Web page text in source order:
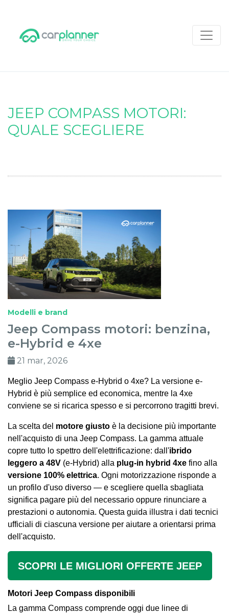
JEEP COMPASS MOTORI:
QUALE SCEGLIERE
Modelli e brand
Jeep Compass motori: benzina,
e-Hybrid e 4xe
21 mar, 2026
Meglio Jeep Compass e-Hybrid o 4xe? La versione e-
Hybrid è più semplice ed economica, mentre la 4xe
conviene se si ricarica spesso e si percorrono tragitti brevi.
La scelta del motore giusto è la decisione più importante
nell'acquisto di una Jeep Compass. La gamma attuale
copre tutto lo spettro dell'elettrificazione: dall'ibrido
leggero a 48V (e-Hybrid) alla plug-in hybrid 4xe fino alla
versione 100% elettrica. Ogni motorizzazione risponde a
un profilo d'uso diverso — e scegliere quella sbagliata
significa pagare più del necessario oppure rinunciare a
prestazioni o autonomia. Questa guida illustra i dati tecnici
ufficiali di ciascuna versione per aiutare a orientarsi prima
dell'acquisto.
SCOPRI LE MIGLIORI OFFERTE JEEP
Motori Jeep Compass disponibili
La gamma Compass comprende oggi due linee di